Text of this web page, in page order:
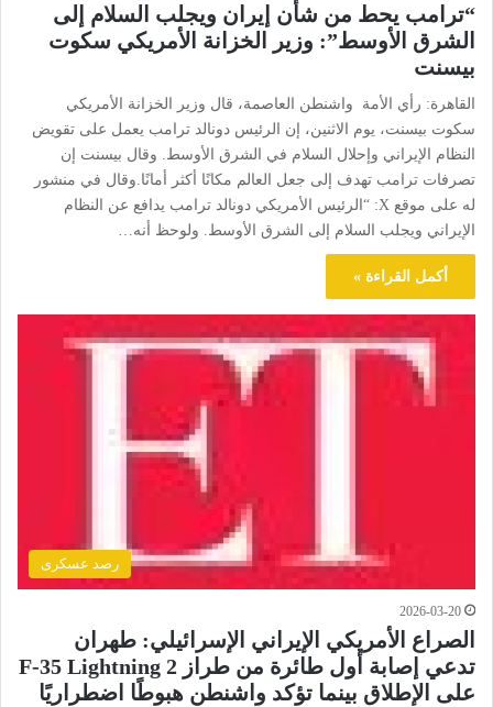
“ترامب يحط من شأن إيران ويجلب السلام إلى
الشرق الأوسط”: وزير الخزانة الأمريكي سكوت
بيسنت
القاهرة: رأي الأمة واشنطن العاصمة، قال وزير الخزانة الأمريكي
سكوت بيسنت، يوم الاثنين، إن الرئيس دونالد ترامب يعمل على تقويض
النظام الإيراني وإحلال السلام في الشرق الأوسط. وقال بيسنت إن
تصرفات ترامب تهدف إلى جعل العالم مكانًا أكثر أمانًا.وقال في منشور
له على موقع X: “الرئيس الأمريكي دونالد ترامب يدافع عن النظام
الإيراني ويجلب السلام إلى الشرق الأوسط. ولوحظ أنه…
أكمل القراءة »
رصد عسكرى
2026-03-20
الصراع الأمريكي الإيراني الإسرائيلي: طهران
تدعي إصابة أول طائرة من طراز F-35 Lightning 2
على الإطلاق بينما تؤكد واشنطن هبوطًا اضطراريًا